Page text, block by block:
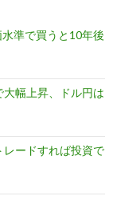
準で買うと10年後
幅上昇、ドル円は
ードすれば投資で